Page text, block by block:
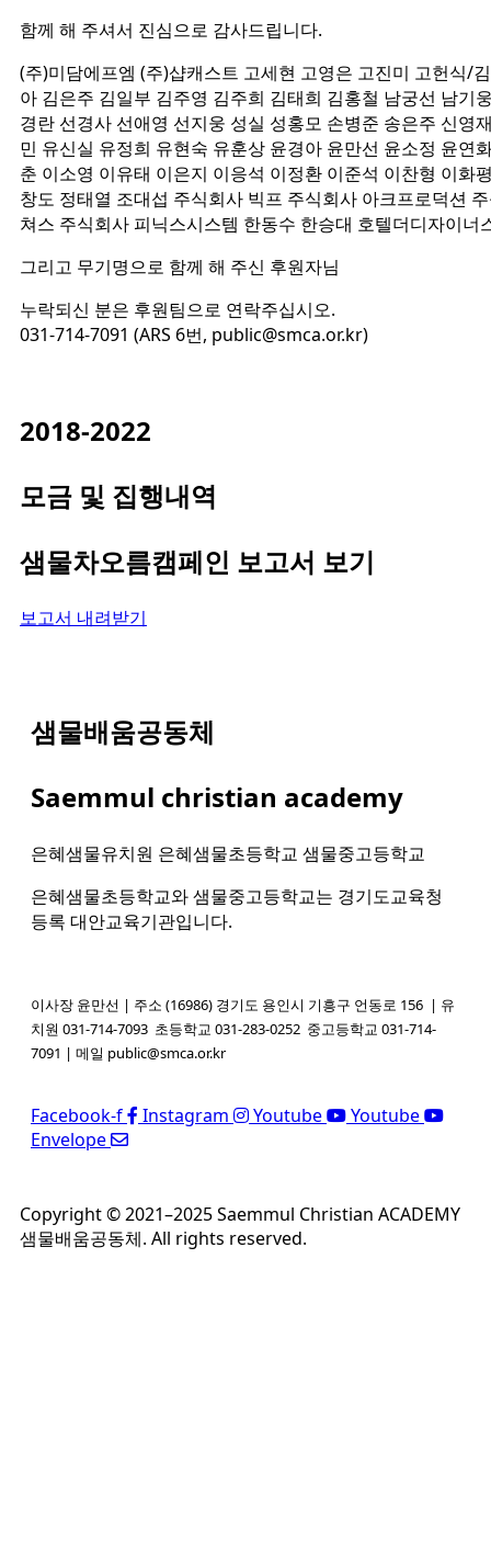
함께 해 주셔서 진심으로 감사드립니다.
(주)미담에프엠 (주)샵캐스트 고세현 고영은 고진미 고헌식/
아 김은주 김일부 김주영 김주희 김태희 김홍철 남궁선 남
경란 선경사 선애영 선지웅 성실 성홍모 손병준 송은주 신
민 유신실 유정희 유현숙 유훈상 윤경아 윤만선 윤소정 윤
춘 이소영 이유태 이은지 이응석 이정환 이준석 이찬형 이
창도 정태열 조대섭 주식회사 빅프 주식회사 아크프로덕션
쳐스 주식회사 피닉스시스템 한동수 한승대 호텔더디자이
그리고 무기명으로 함께 해 주신 후원자님
누락되신 분은 후원팀으로 연락주십시오.
031-714-7091 (ARS 6번, public@smca.or.kr)
2018-2022
모금 및 집행내역
샘물차오름캠페인 보고서 보기
보고서 내려받기
샘물배움공동체
Saemmul christian academy
은혜샘물유치원 은혜샘물초등학교 샘물중고등학교
은혜샘물초등학교와 샘물중고등학교는 경기도교육청
등록 대안교육기관입니다.
이사장 윤만선 | 주소 (16986) 경기도 용인시 기흥구 언동로 156 | 유
치원 031-714-7093 초등학교 031-283-0252 중고등학교 031-714-
7091 | 메일 public@smca.or.kr
Facebook-f Instagram Youtube
Youtube
Envelope
Copyright © 2021–2025 Saemmul Christian ACADEMY
샘물배움공동체. All rights reserved.